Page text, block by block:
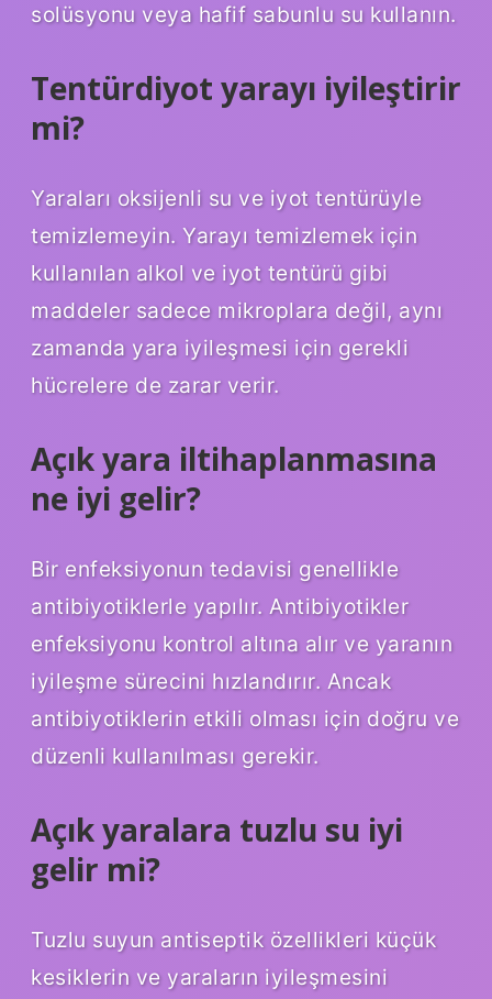
solüsyonu veya hafif sabunlu su kullanın.
Tentürdiyot yarayı iyileştirir
mi?
Yaraları oksijenli su ve iyot tentürüyle
temizlemeyin. Yarayı temizlemek için
kullanılan alkol ve iyot tentürü gibi
maddeler sadece mikroplara değil, aynı
zamanda yara iyileşmesi için gerekli
hücrelere de zarar verir.
Açık yara iltihaplanmasına
ne iyi gelir?
Bir enfeksiyonun tedavisi genellikle
antibiyotiklerle yapılır. Antibiyotikler
enfeksiyonu kontrol altına alır ve yaranın
iyileşme sürecini hızlandırır. Ancak
antibiyotiklerin etkili olması için doğru ve
düzenli kullanılması gerekir.
Açık yaralara tuzlu su iyi
gelir mi?
Tuzlu suyun antiseptik özellikleri küçük
kesiklerin ve yaraların iyileşmesini